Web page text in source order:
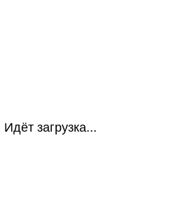
Идёт загрузка...